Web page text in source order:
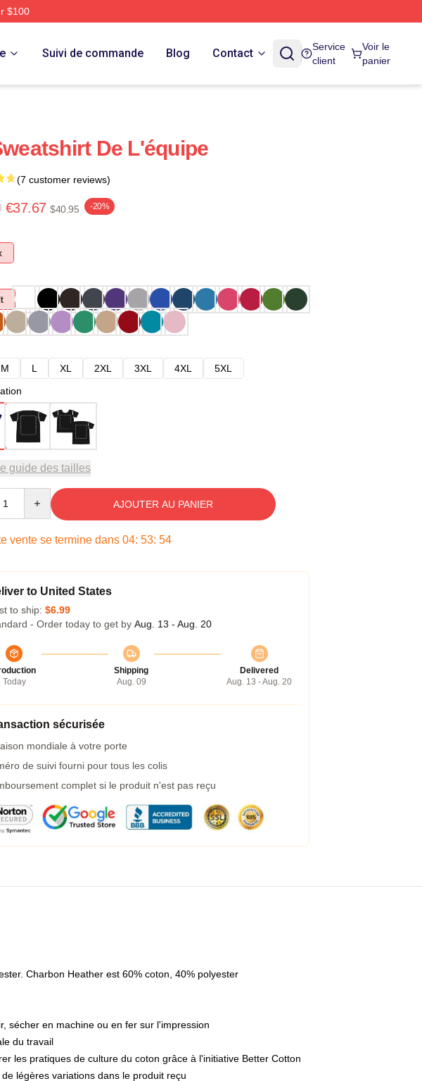
$100
Suivi de commande Blog Contact
Service
client
Voir le
panier
De L'équipe
(7 customer reviews)
€37.67 $40.95 -20%
M L XL 2XL 3XL 4XL
5XL
guide des tailles
AJOUTER AU PANIER
vente se termine dans 04: 53: 53
to United States
to ship: $6.99
- Order today to get by Aug. 13 - Aug. 20
Today
Shipping
Aug. 09
Delivered
Aug. 13 - Aug. 20
sécurisée
mondiale à votre porte
de suivi fourni pour tous les colis
complet si le produit n'est pas reçu
Charbon Heather est 60% coton, 40% polyester
sécher en machine ou en fer sur l'impression
du travail
les pratiques de culture du coton grâce à l'initiative Better Cotton
légères variations dans le produit reçu